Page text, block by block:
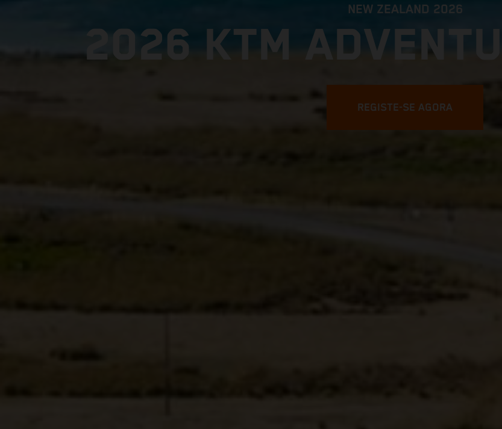
NEW ZEALAND 2026
2026 KTM
REGISTE-SE AGORA